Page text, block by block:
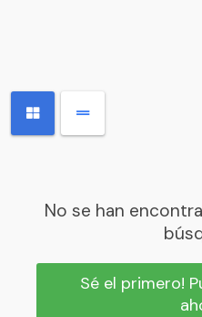
No se han
Sé el primero!